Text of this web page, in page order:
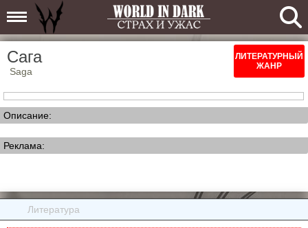
Сага
Saga
ЛИТЕРАТУРНЫЙ
ЖАНР
Описание:
Реклама:
Литература